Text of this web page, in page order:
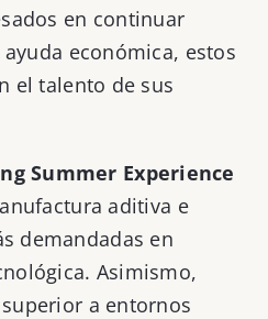
en continuar
económica, estos
el talento de sus
Summer Experience
aditiva e
demandadas en
Asimismo,
a entornos